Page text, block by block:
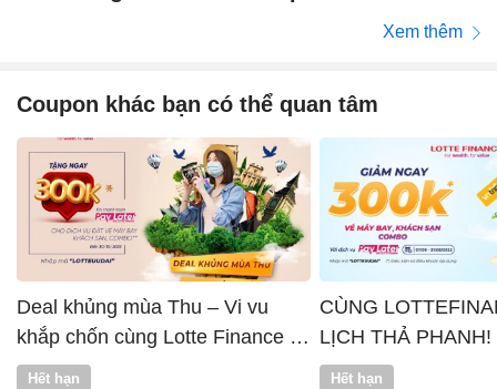
Xem thêm
Coupon khác bạn có thể quan tâm
Deal khủng mùa Thu – Vi vu
khắp chốn cùng Lotte Finance x
Vntrip
Hết hạn
CÙNG
LỊCH THẢ PHANH!
Hết hạn